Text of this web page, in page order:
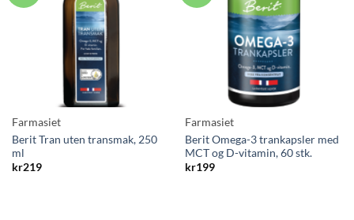
Farmasiet
Berit Tran uten transmak, 250
ml
kr219
Farmasiet
Berit Omega-3 trankapsler med
MCT og D-vitamin, 60 stk.
kr199